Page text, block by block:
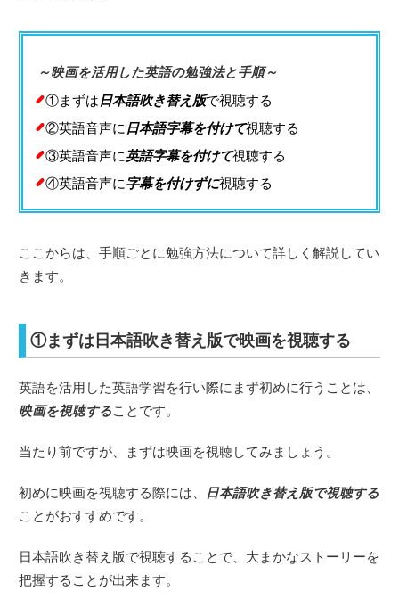
～映画を活用した英語の勉強法と手順～
①まずは日本語吹き替え版で視聴する
②英語音声に 日本語字幕を付けて視聴する
③英語音声に英語字幕を付けて視聴する
④英語音声に字幕を付けずに視聴する
ここからは、手順ごとに勉強方法について詳しく解説してい
きます。
①まずは日本語吹き替え版で映画を視聴する
英語を活用した英語学習を行い際にまず初めに行うことは、
映画を視聴することです。
当たり前ですが、まずは映画を視聴してみましょう。
初めに映画を視聴する際には、
日本語吹き替え版で視聴する
ことがおすすめです。
日本語吹き替え版で視聴することで、大まかなストーリーを
把握することが出来ます。